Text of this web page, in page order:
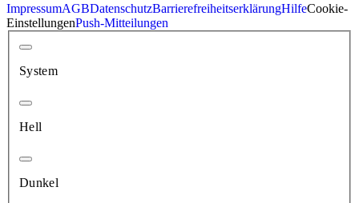
ImpressumAGBDatenschutzBarrierefreiheitserklärungHilfeCookie-
EinstellungenPush-Mitteilungen
System
Hell
Dunkel